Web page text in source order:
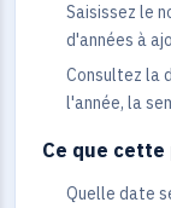
Saisissez le
d'années à
Consultez la
l'année, la
Ce que
Quelle date